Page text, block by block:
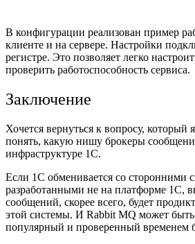
В конфигурации реализован пример
клиенте и на сервере. Настройки
регистре. Это позволяет легко
проверить работоспособность сервиса.
Заключение
Хочется вернуться к вопросу, который
понять, какую нишу брокеры
инфраструктуре 1С.
Если 1С обменивается со сторонними
разработанными не на платформе 1С,
сообщений, скорее всего, будет
этой системы. И Rabbit MQ может
популярный и проверенный временем